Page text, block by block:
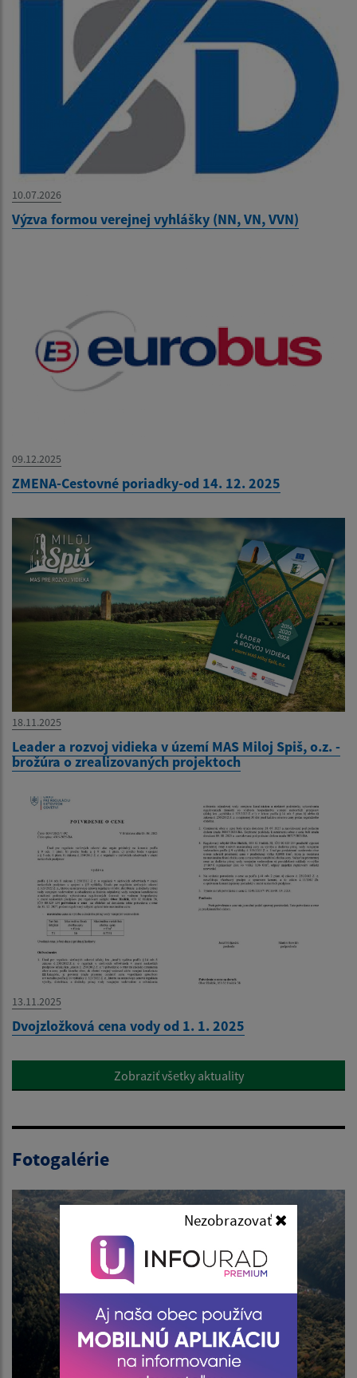
Nezobrazovať
10.07.2026
Výzva formou verejnej vyhlášky (NN, VN, VVN)
09.12.2025
ZMENA-Cestovné poriadky-od 14. 12. 2025
18.11.2025
Leader a rozvoj vidieka v území MAS Miloj Spiš, o.z. -
brožúra o zrealizovaných projektoch
13.11.2025
Dvojzložková cena vody od 1. 1. 2025
Zobraziť všetky aktuality
Fotogalérie